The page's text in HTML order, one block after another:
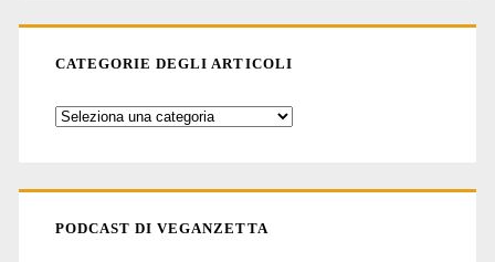
CATEGORIE DEGLI ARTICOLI
Categorie
PODCAST DI VEGANZETTA